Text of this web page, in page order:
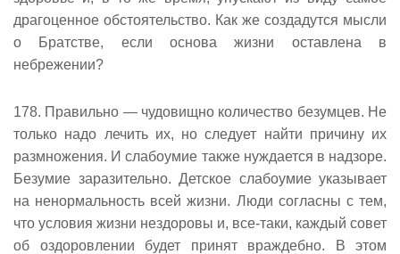
драгоценное обстоятельство. Как же создадутся мысли
о Братстве, если основа жизни оставлена в
небрежении?
178. Правильно — чудовищно количество безумцев. Не
только надо лечить их, но следует найти причину их
размножения. И слабоумие также нуждается в надзоре.
Безумие заразительно. Детское слабоумие указывает
на ненормальность всей жизни. Люди согласны с тем,
что условия жизни нездоровы и, все-таки, каждый совет
об оздоровлении будет принят враждебно. В этом